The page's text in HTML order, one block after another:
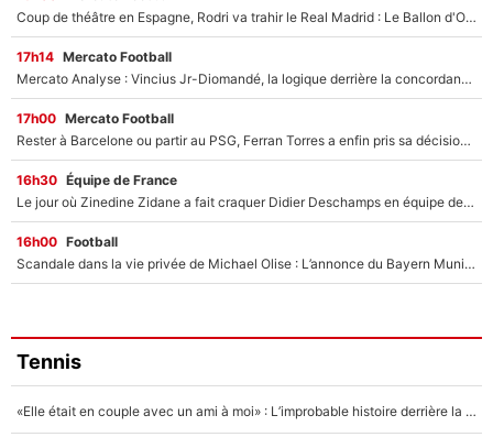
Coup de théâtre en Espagne, Rodri va trahir le Real Madrid : Le Ballon d'Or a choisi de signer au FC Barcelone !
17h14 Mercato Football
Mercato Analyse : Vincius Jr-Diomandé, la logique derrière la concordance des temps
17h00 Mercato Football
Rester à Barcelone ou partir au PSG, Ferran Torres a enfin pris sa décision : La course contre la montre est lancée !
16h30 Équipe de France
Le jour où Zinedine Zidane a fait craquer Didier Deschamps en équipe de France : «Je m’en suis voulu», l’ancien sélectionneur a regretté son geste !
16h00 Football
Scandale dans la vie privée de Michael Olise : L’annonce du Bayern Munich sur son enfant caché
Tennis
«Elle était en couple avec un ami à moi» : L’improbable histoire derrière la «seule relation longue» de Novak Djokovic